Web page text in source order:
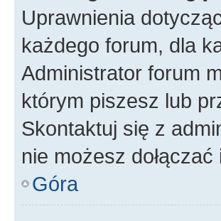
Uprawnienia
każdego forum, dla
Administrator forum
którym piszesz lub
Skontaktuj się z
nie możesz dołączać
Góra